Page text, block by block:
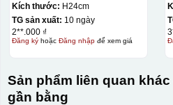
Kích thước: H24cm
TG sản xuất: 10 ngày
2**.000 ₫
Đăng kýhoặc Đăng nhậpđể xem giá
Sản phẩm liên quan
gần bằng